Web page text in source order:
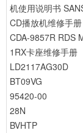
机使用说明书
CD播放机维修手册
CDA-9857R RDS
1RX卡座维修手册
LD2117AG30D
BT09VG
95420-00
28N
BVHTP